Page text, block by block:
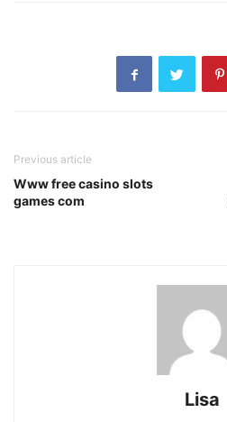
Previous article
Www free casino slots
games com
Lisa